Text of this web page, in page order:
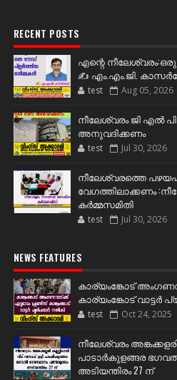
RECENT POSTS
എന്റെ
✍️ എം.എം.ജി.
test Aug 05, 2026
നീലേശ്വരം ജി എൽ
അനുവദിക്കണം
test Jul 30, 2026
നീലേശ്വരത്തെ
വേഗത്തിലാക്കണം
കർമ്മസമിതി
test Jul 30, 2026
NEWS FEATURES
കാര്യംങ്കോട്
കാര്യംങ്കോട് വാട്ടർ
test Oct 24, 2025
നീലേശ്വരം
പാടാർകുളങ്ങര
അടിയന്തിരം 27 ന്